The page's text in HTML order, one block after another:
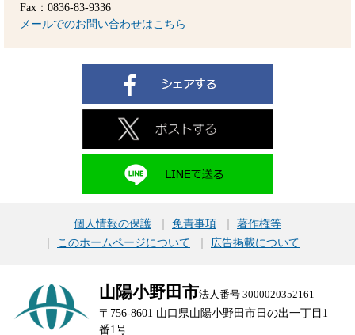
Fax：0836-83-9336
メールでのお問い合わせはこちら
個人情報の保護 免責事項
著作権等
このホームページについて
広告掲載について
山陽小野田市法人番号 3000020352161
〒756-8601 山口県山陽小野田市日の出一丁目1
番1号